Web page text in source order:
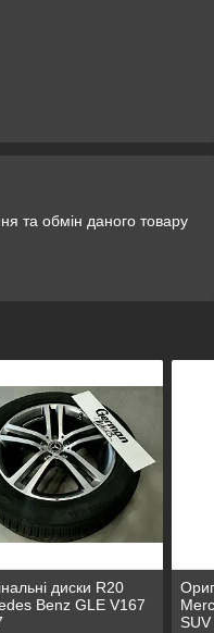
та обмін даного товару
диски R20
Benz GLE V167